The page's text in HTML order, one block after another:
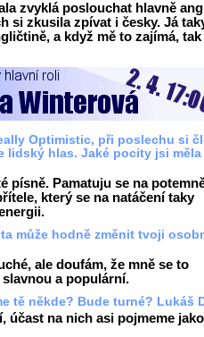
zvyklá poslouchat hlavně
si zkusila zpívat i česky. Já
a když mě to zajímá, tak
Optimistic, při poslechu si
lidský hlas. Jaké pocity jsi měla
písně. Pamatuju se na
který se na natáčení taky
může hodně změnit tvoji
ale doufám, že mně se to
a populární.
tě někde? Bude turné? Lukáš
účast na nich asi pojmeme jako